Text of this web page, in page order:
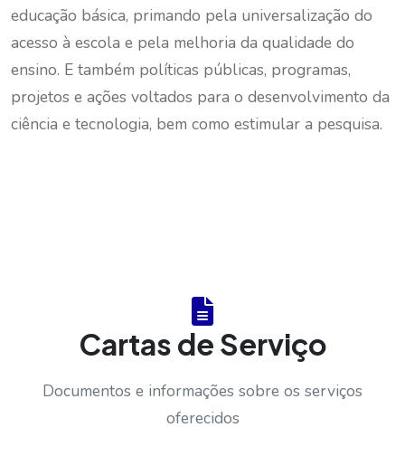
educação básica, primando pela universalização do
acesso à escola e pela melhoria da qualidade do
ensino. E também políticas públicas, programas,
projetos e ações voltados para o desenvolvimento da
ciência e tecnologia, bem como estimular a pesquisa.
Cartas de Serviço
Documentos e informações sobre os serviços
oferecidos